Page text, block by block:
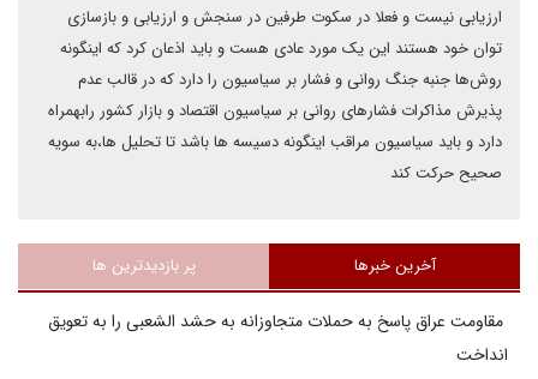
ارزیابی نیست و فعلا در سکوت طرفین در سنجش و ارزیابی و بازسازی
توان خود هستند این یک مورد عادی هست و باید اذعان کرد که اینگونه
روش‌ها جنبه جنگ روانی و فشار بر سیاسیون را دارد که در قالب عدم
پذیرش مذاکرات فشارهای روانی بر سیاسیون اقتصاد و بازار کشور رابهمراه
دارد و باید سیاسیون مراقب اینگونه دسیسه ها باشد تا تحلیل ها،به سویه
صحیح حرکت کند
آخرین خبرها پر بازدیدترین ها
مقاومت عراق پاسخ به حملات متجاوزانه به حشد الشعبی را به تعویق
انداخت